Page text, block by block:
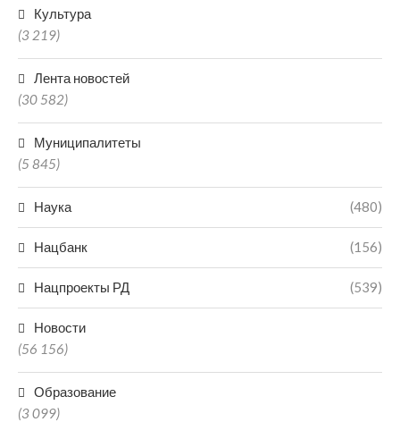
Культура
(3 219)
Лента новостей
(30 582)
Муниципалитеты
(5 845)
Наука (480)
Нацбанк (156)
Нацпроекты РД (539)
Новости
(56 156)
Образование
(3 099)